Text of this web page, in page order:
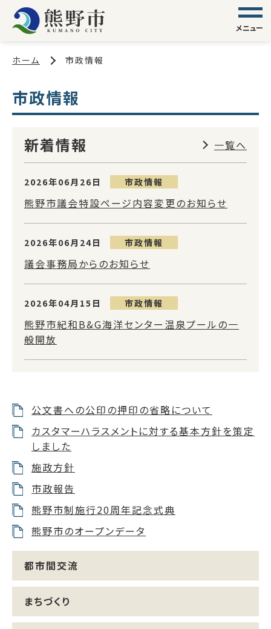
メニュー
ホーム 市政情報
市政情報
新着情報 一覧へ
2026年06月26日 市政情報
熊野市議会特設ページ内容変更のお知らせ
2026年06月24日 市政情報
議会事務局からのお知らせ
2026年04月15日 市政情報
熊野市紀和B&G海洋センター温泉プールの一
般開放
公文書への公印の押印の省略について
カスタマーハラスメントに対する基本方針を策定
しました
施政方針
市政報告
熊野市制施行20周年記念式典
熊野市のオープンデータ
都市間交流
まちづくり